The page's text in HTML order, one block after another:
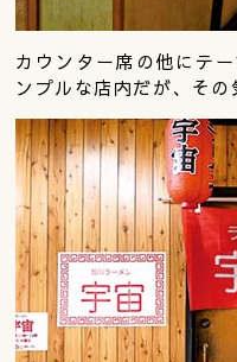
カウンター席の他にテ
ンプルな店内だが、そ